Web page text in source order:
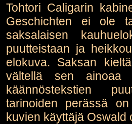
Tohtori Caligarin
Geschichten ei ole
saksalaisen
puutteistaan ja
elokuva. Saksan
vältellä sen ainoaa
käännöstekstien
tarinoiden perässä
kuvien käyttäjä Oswald